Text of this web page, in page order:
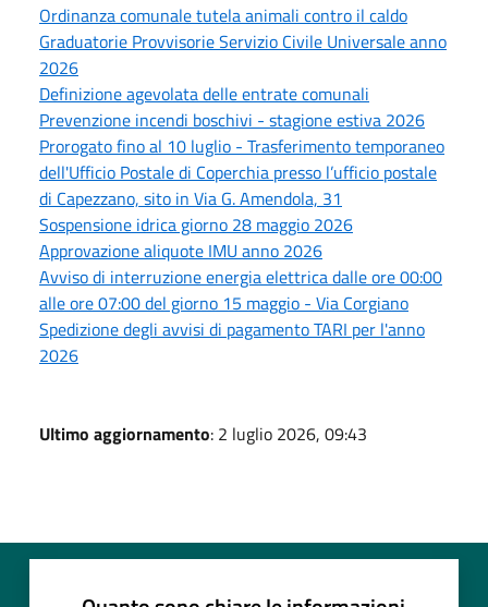
Ordinanza comunale tutela animali contro il caldo
Graduatorie Provvisorie Servizio Civile Universale anno
2026
Definizione agevolata delle entrate comunali
Prevenzione incendi boschivi - stagione estiva 2026
Prorogato fino al 10 luglio - Trasferimento temporaneo
dell'Ufficio Postale di Coperchia presso l’ufficio postale
di Capezzano, sito in Via G. Amendola, 31
Sospensione idrica giorno 28 maggio 2026
Approvazione aliquote IMU anno 2026
Avviso di interruzione energia elettrica dalle ore 00:00
alle ore 07:00 del giorno 15 maggio - Via Corgiano
Spedizione degli avvisi di pagamento TARI per l'anno
2026
Ultimo aggiornamento: 2 luglio 2026, 09:43